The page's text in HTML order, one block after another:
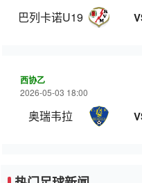
巴列卡诺U19
西协乙
2026-05-03 18:00
奥瑞韦拉